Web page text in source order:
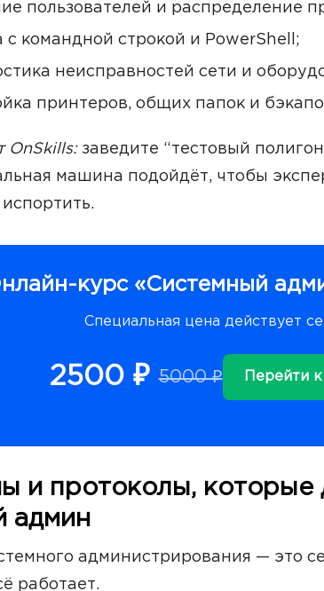
пользователей и распределение
с командной строкой и PowerShell;
неисправностей сети и
принтеров, общих папок и
OnSkills:заведите “тестовый
машина подойдёт, чтобы
курс «Системный
Специальная цена действует
2500 ₽ 5000 ₽ Перейти
и протоколы, которые
админ
администрирования — это
работает.